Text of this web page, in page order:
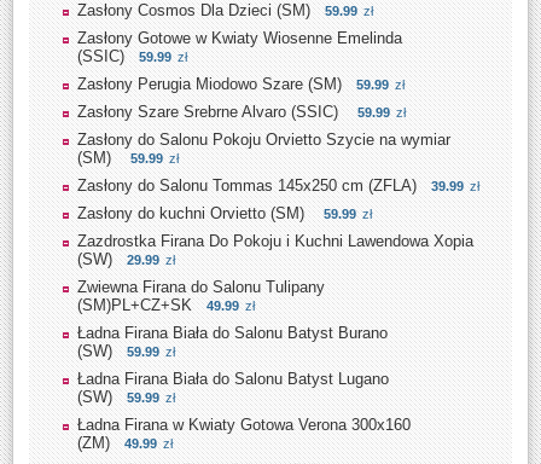
Zasłony Cosmos Dla Dzieci (SM) 59.99 zł
Zasłony Gotowe w Kwiaty Wiosenne Emelinda
(SSIC)
59.99 zł
Zasłony Perugia Miodowo Szare (SM) 59.99 zł
Zasłony Szare Srebrne Alvaro (SSIC) 59.99 zł
Zasłony do Salonu Pokoju Orvietto Szycie na wymiar
(SM)
59.99 zł
Zasłony do Salonu Tommas 145x250 cm (ZFLA) 39.99 zł
Zasłony do kuchni Orvietto (SM) 59.99 zł
Zazdrostka Firana Do Pokoju i Kuchni Lawendowa Xopia
(SW)
29.99 zł
Zwiewna Firana do Salonu Tulipany
(SM)PL+CZ+SK
49.99 zł
Ładna Firana Biała do Salonu Batyst Burano
(SW)
59.99 zł
Ładna Firana Biała do Salonu Batyst Lugano
(SW)
59.99 zł
Ładna Firana w Kwiaty Gotowa Verona 300x160
(ZM)
49.99 zł